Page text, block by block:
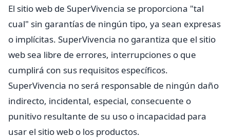
El sitio web de SuperVivencia se proporciona "tal
cual" sin garantías de ningún tipo, ya sean expresas
o implícitas. SuperVivencia no garantiza que el sitio
web sea libre de errores, interrupciones o que
cumplirá con sus requisitos específicos.
SuperVivencia no será responsable de ningún daño
indirecto, incidental, especial, consecuente o
punitivo resultante de su uso o incapacidad para
usar el sitio web o los productos.